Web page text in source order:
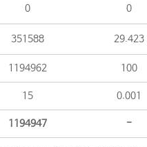
0 0
351588 29.423
1194962 100
15 0.001
1194947 -